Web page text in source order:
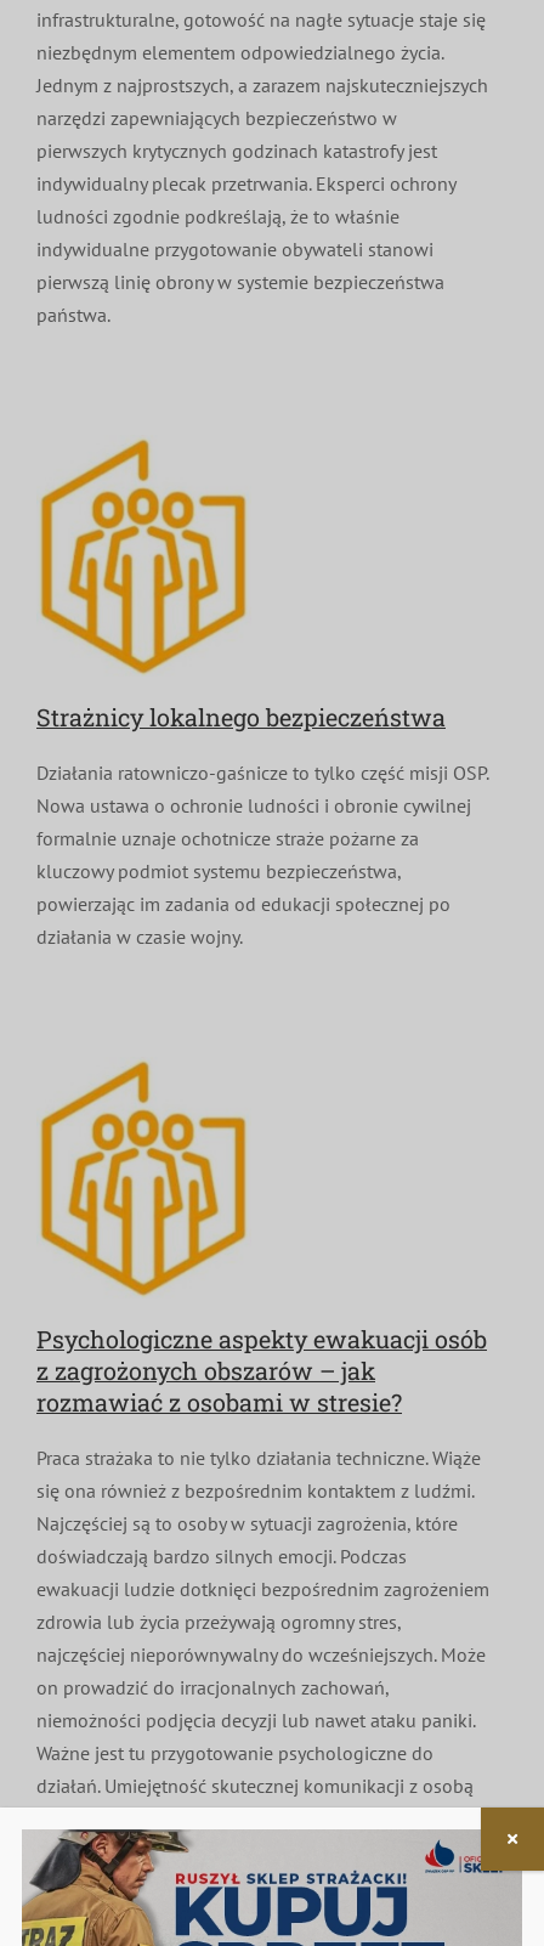
infrastrukturalne, gotowość na nagłe sytuacje staje się
niezbędnym elementem odpowiedzialnego życia.
Jednym z najprostszych, a zarazem najskuteczniejszych
narzędzi zapewniających bezpieczeństwo w
pierwszych krytycznych godzinach katastrofy jest
indywidualny plecak przetrwania. Eksperci ochrony
ludności zgodnie podkreślają, że to właśnie
indywidualne przygotowanie obywateli stanowi
pierwszą linię obrony w systemie bezpieczeństwa
państwa.
Strażnicy lokalnego bezpieczeństwa
Działania ratowniczo-gaśnicze to tylko część misji OSP.
Nowa ustawa o ochronie ludności i obronie cywilnej
formalnie uznaje ochotnicze straże pożarne za
kluczowy podmiot systemu bezpieczeństwa,
powierzając im zadania od edukacji społecznej po
działania w czasie wojny.
Psychologiczne aspekty ewakuacji osób
z zagrożonych obszarów – jak
rozmawiać z osobami w stresie?
Praca strażaka to nie tylko działania techniczne. Wiąże
się ona również z bezpośrednim kontaktem z ludźmi.
Najczęściej są to osoby w sytuacji zagrożenia, które
doświadczają bardzo silnych emocji. Podczas
ewakuacji ludzie dotknięci bezpośrednim zagrożeniem
zdrowia lub życia przeżywają ogromny stres,
najczęściej nieporównywalny do wcześniejszych. Może
on prowadzić do irracjonalnych zachowań,
niemożności podjęcia decyzji lub nawet ataku paniki.
Ważne jest tu przygotowanie psychologiczne do
działań. Umiejętność skutecznej komunikacji z osobą
odpowiedniej pracy strażaka ratownika.